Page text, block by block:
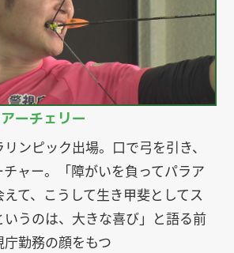
ーチェリー
ンピック出場。口で弓を引き、
ャー。「障がいを負ってパラア
て、こうして生き甲斐としてス
うのは、大きな喜び」と語る前
勤務の顔をもつ